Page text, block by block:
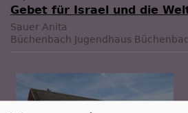
Gebet für Israel und die
Sauer Anita
Büchenbach Jugendhaus